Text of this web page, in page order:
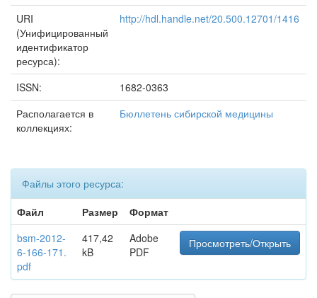
URI
(Унифицированный
идентификатор
ресурса):
http://hdl.handle.net/20.500.12701/1416
ISSN:
1682-0363
Располагается в
коллекциях:
Бюллетень сибирской медицины
Файлы этого ресурса:
Файл
Размер
Формат
bsm-2012-
6-166-171.
pdf
417,42
kB
Adobe
PDF
Просмотреть/Открыть